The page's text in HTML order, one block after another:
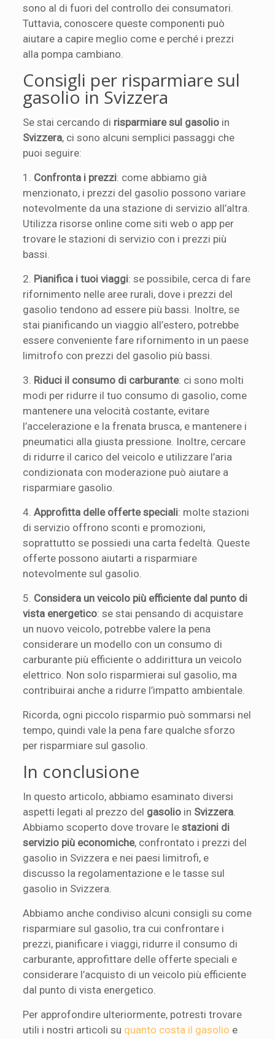
sono al di fuori del controllo dei consumatori.
Tuttavia, conoscere queste componenti può
aiutare a capire meglio come e perché i prezzi
alla pompa cambiano.
Consigli per risparmiare sul
gasolio in Svizzera
Se stai cercando di risparmiare sul gasolio in
Svizzera, ci sono alcuni semplici passaggi che
puoi seguire:
1. Confronta i prezzi: come abbiamo già
menzionato, i prezzi del gasolio possono variare
notevolmente da una stazione di servizio all’altra.
Utilizza risorse online come siti web o app per
trovare le stazioni di servizio con i prezzi più
bassi.
2. Pianifica i tuoi viaggi: se possibile, cerca di fare
rifornimento nelle aree rurali, dove i prezzi del
gasolio tendono ad essere più bassi. Inoltre, se
stai pianificando un viaggio all’estero, potrebbe
essere conveniente fare rifornimento in un paese
limitrofo con prezzi del gasolio più bassi.
3. Riduci il consumo di carburante: ci sono molti
modi per ridurre il tuo consumo di gasolio, come
mantenere una velocità costante, evitare
l’accelerazione e la frenata brusca, e mantenere i
pneumatici alla giusta pressione. Inoltre, cercare
di ridurre il carico del veicolo e utilizzare l’aria
condizionata con moderazione può aiutare a
risparmiare gasolio.
4.Approfitta delle offerte speciali: molte stazioni
di servizio offrono sconti e promozioni,
soprattutto se possiedi una carta fedeltà. Queste
offerte possono aiutarti a risparmiare
notevolmente sul gasolio.
5. Considera un veicolo più efficiente dal punto di
vista energetico: se stai pensando di acquistare
un nuovo veicolo, potrebbe valere la pena
considerare un modello con un consumo di
carburante più efficiente o addirittura un veicolo
elettrico. Non solo risparmierai sul gasolio, ma
contribuirai anche a ridurre l’impatto ambientale.
Ricorda, ogni piccolo risparmio può sommarsi nel
tempo, quindi vale la pena fare qualche sforzo
per risparmiare sul gasolio.
In conclusione
In questo articolo, abbiamo esaminato diversi
aspetti legati al prezzo del gasolio in Svizzera
Abbiamo scoperto dove trovare lestazioni di
servizio più economiche, confrontato i prezzi del
gasolio in Svizzera e nei paesi limitrofi, e
discusso la regolamentazione e le tasse sul
gasolio in Svizzera.
Abbiamo anche condiviso alcuni consigli su come
risparmiare sul gasolio, tra cui confrontare i
prezzi, pianificare i viaggi, ridurre il consumo di
carburante, approfittare delle offerte speciali e
considerare l’acquisto di un veicolo più efficiente
dal punto di vista energetico.
Per approfondire ulteriormente, potresti trovare
utili i nostri articoli su quanto costa il gasolio e